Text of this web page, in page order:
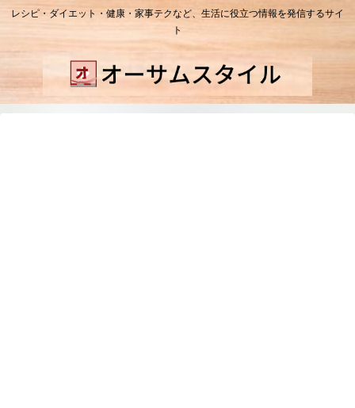
レシピ・ダイエット・健康・家事テクなど、生活に役立つ情報を発信するサイ
ト